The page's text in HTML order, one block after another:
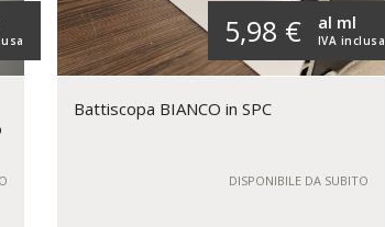
5,98 € IVA inclusa
al ml
Battiscopa BIANCO in SPC
DISPONIBILE DA SUBITO